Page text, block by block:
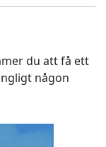
du att få ett
någon